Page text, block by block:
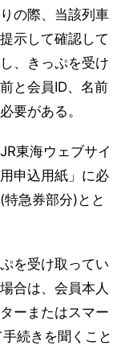
の際、当該列車
示して確認して
、きっぷを受け
と会員ID、名前
要がある。
東海ウェブサイ
申込用紙」に必
急券部分)とと
を受け取ってい
合は、会員本人
ーまたはスマー
続きを聞くこと